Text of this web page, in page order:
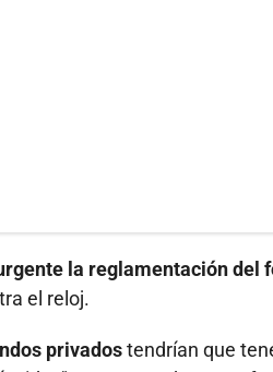
la reglamentación del
el reloj.
privadostendrían que